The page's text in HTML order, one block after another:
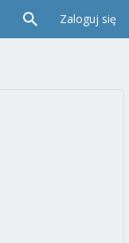
Zaloguj się